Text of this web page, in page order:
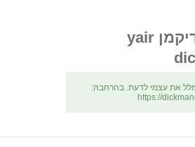
יאיר דיקמן yair
את עצמי לדעת. בהרחבה:
https://